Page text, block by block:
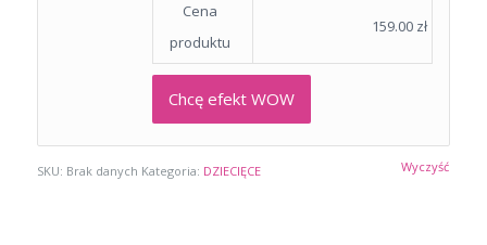
Wyczyść
Cena
produktu
159.00 zł
Chcę efekt WOW
SKU: Brak danych Kategoria: DZIECIĘCE